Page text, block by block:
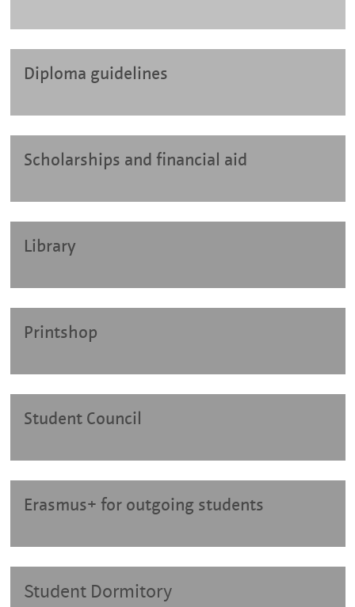
Diploma guidelines
Scholarships and financial aid
Library
Printshop
Student Council
Erasmus+ for outgoing students
Student Dormitory